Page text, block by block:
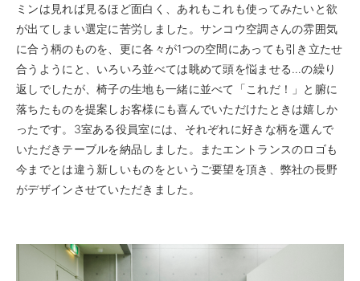
ミンは見れば見るほど面白く、あれもこれも使ってみたいと欲
が出てしまい選定に苦労しました。サンコウ空調さんの雰囲気
に合う柄のものを、更に各々が1つの空間にあっても引き立たせ
合うようにと、いろいろ並べては眺めて頭を悩ませる…の繰り
返しでしたが、椅子の生地も一緒に並べて「これだ！」と腑に
落ちたものを提案しお客様にも喜んでいただけたときは嬉しか
ったです。3室ある役員室には、それぞれに好きな柄を選んで
いただきテーブルを納品しました。またエントランスのロゴも
今までとは違う新しいものをというご要望を頂き、弊社の長野
がデザインさせていただきました。